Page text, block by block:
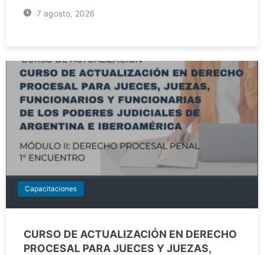
7 agosto, 2026
Capacitaciones
CURSO DE ACTUALIZACIÓN EN DERECHO
PROCESAL PARA JUECES Y JUEZAS,